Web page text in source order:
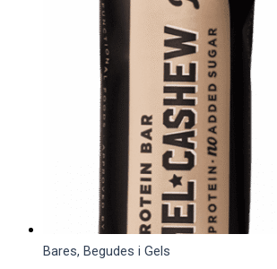
Bares, Begudes i Gels